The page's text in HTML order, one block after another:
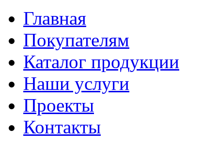
Главная
Покупателям
Каталог продукции
Наши услуги
Проекты
Контакты